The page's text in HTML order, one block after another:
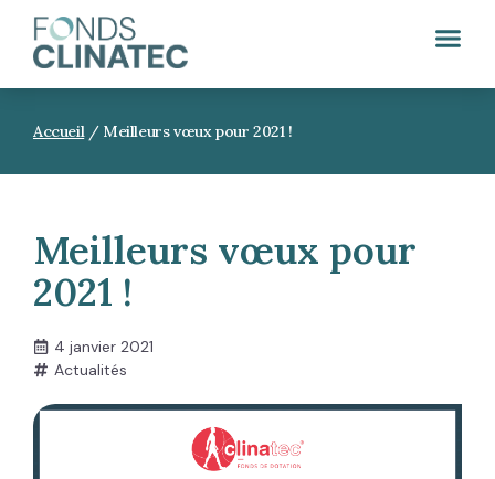
Accueil / Meilleurs vœux pour 2021 !
Meilleurs vœux pour
2021 !
4 janvier 2021
Actualités